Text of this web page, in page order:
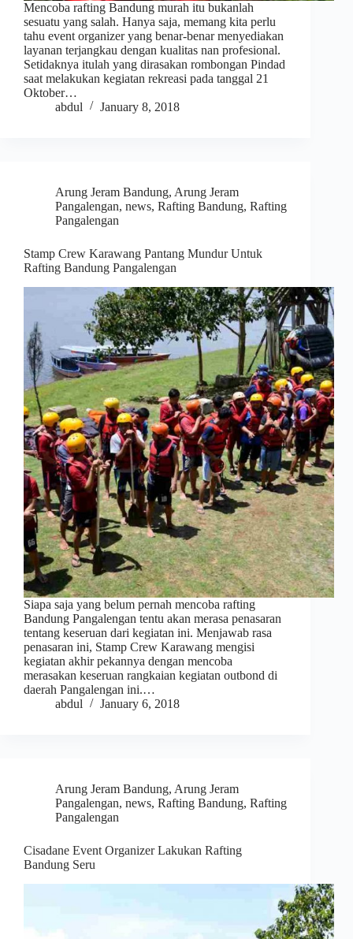
Mencoba rafting Bandung murah itu bukanlah
sesuatu yang salah. Hanya saja, memang kita perlu
tahu event organizer yang benar-benar menyediakan
layanan terjangkau dengan kualitas nan profesional.
Setidaknya itulah yang dirasakan rombongan Pindad
saat melakukan kegiatan rekreasi pada tanggal 21
Oktober…
abdul
January 8, 2018
Arung Jeram Bandung, Arung Jeram
Pangalengan, news, Rafting Bandung, Rafting
Pangalengan
Stamp Crew Karawang Pantang Mundur Untuk
Rafting Bandung Pangalengan
Siapa saja yang belum pernah mencoba rafting
Bandung Pangalengan tentu akan merasa penasaran
tentang keseruan dari kegiatan ini. Menjawab rasa
penasaran ini, Stamp Crew Karawang mengisi
kegiatan akhir pekannya dengan mencoba
merasakan keseruan rangkaian kegiatan outbond di
daerah Pangalengan ini.…
abdul
January 6, 2018
Arung Jeram Bandung, Arung Jeram
Pangalengan, news, Rafting Bandung, Rafting
Pangalengan
Cisadane Event Organizer Lakukan Rafting
Bandung Seru